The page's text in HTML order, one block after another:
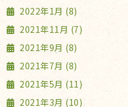
2022年1月 (8)
2021年11月 (7)
2021年9月 (8)
2021年7月 (8)
2021年5月 (11)
2021年3月 (10)